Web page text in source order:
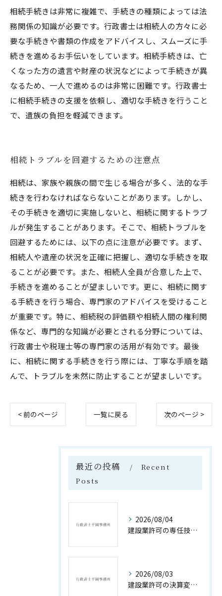
相続手続きは非常に複雑で、手続きの種類によっては法
務関係の知識が必要です。行政書士は相続人の方々に必
要な手続きや書類の作成をアドバイスし、スムーズに手
続きを進めるお手伝いをしています。相続手続きは、亡
くなった方の遺言や財産の状況などによって手続きが異
なるため、一人で進めるのは非常に困難です。行政書士
に相続手続きの支援を依頼し、適切な手続きを行うこと
で、遺族の負担を軽減できます。
相続トラブルを回避するための注意点
相続は、家族や親族の間で生じる場合が多く、法的な手
続きを行わなければならないことがあります。しかし、
その手続きを適切に実施しないと、相続に関するトラブ
ルが発生することがあります。そこで、相続トラブルを
回避するためには、以下の点に注意が必要です。まず、
相続人や遺産の状況を正確に把握し、適切な手続きを取
ることが必要です。また、相続人全員が合意した上で、
手続きを進めることが望ましいです。更に、相続に関す
る手続きを行う場合、専門家のアドバイスを受けること
が重要です。特に、相続税の評価額や相続人間の権利関
係など、専門的な知識が必要とされる分野については、
行政書士や税理士等の専門家の活用が有効です。最後
に、相続に関する手続きを行う際には、丁寧な手順を踏
んで、トラブルを未然に防止することが望ましいです。
< 前のページ 一覧に戻る 次のページ >
最近の投稿
Recent
Posts
2026/08/04
建設業許可の専任技術者資格要件詳細解説
2026/08/03
建設業許可の決算変更届遅延ペナルティ対策